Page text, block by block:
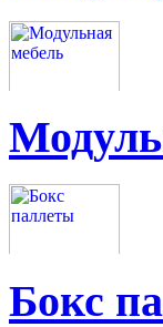
Бокс